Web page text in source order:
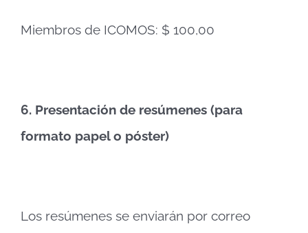
Miembros de ICOMOS: $ 100,00
6. Presentación de resúmenes (para
formato papel o póster)
Los resúmenes se enviarán por correo